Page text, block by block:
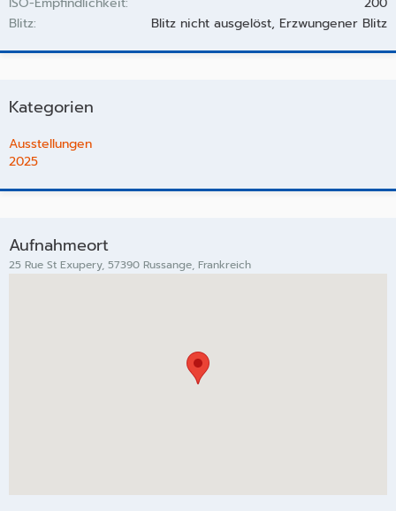
Blitz
Blitz nicht ausgelöst, Erzwungener Blitz
Kategorien
Ausstellungen
2025
Aufnahmeort
25 Rue St Exupery, 57390 Russange, Frankreich